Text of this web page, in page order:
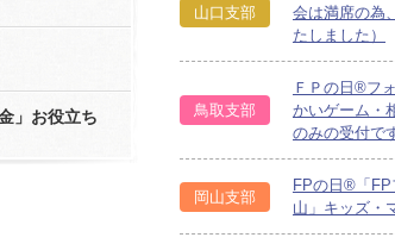
」お役立ち
山口支部
会は満席の為
たしました）
鳥取支部
ＦＰの日®フ
かいゲーム・
のみの受付で
岡山支部
FPの日®「FP
山」キッズ・